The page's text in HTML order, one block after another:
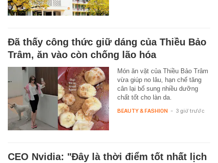
Đã thấy công thức giữ dáng của Thiều Bảo
Trâm, ăn vào còn chống lão hóa
Món ăn vặt của Thiều Bảo Trâm
vừa giúp no lâu, hạn chế tăng
cân lại bổ sung nhiều dưỡng
chất tốt cho làn da.
BEAUTY & FASHION - 3 giờ trước
CEO Nvidia: "Đây là thời điểm tốt nhất lịch